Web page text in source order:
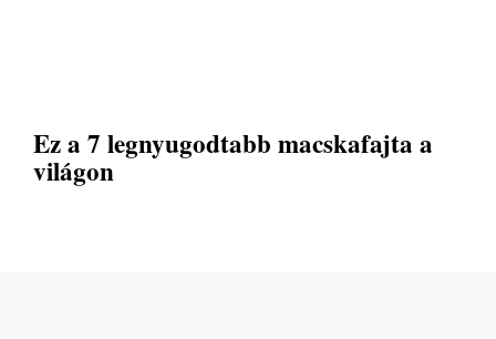
Ez a 7 legnyugodtabb macskafajta a
világon